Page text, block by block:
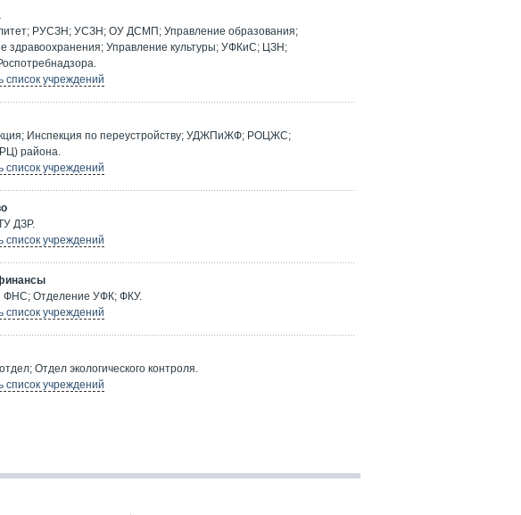
РУСЗН; УСЗН; ОУ ДСМП; Управление образования;
здравоохранения; Управление культуры; УФКиС; ЦЗН;
список учреждений
Инспекция по переустройству; УДЖПиЖФ; РОЦЖС;
района.
список учреждений
ДЗР.
список учреждений
ФНС; Отделение УФК; ФКУ.
список учреждений
Отдел экологического контроля.
список учреждений